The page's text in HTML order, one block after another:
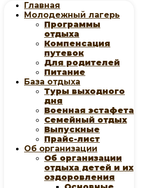
Главная
Молодежный лагерь
Программы
отдыха
Компенсация
путевок
Для родителей
Питание
База отдыха
Туры выходного
дня
Военная эстафета
Семейный отдых
Выпускные
Прайс-лист
Об организации
Об организации
отдыха детей и их
оздоровления